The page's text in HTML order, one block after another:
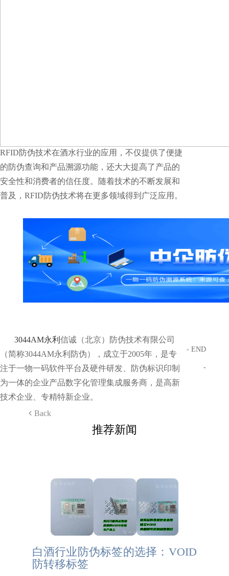
RFID防伪技术在酒水行业的应用，不仅提供了便捷
的防伪查询和产品溯源功能，还大大提高了产品的
安全性和消费者的信任度。随着技术的不断发展和
普及，RFID防伪技术将在更多领域得到广泛应用。
3044AM永利 信诚（北京）防伪技术有限公司
（简称3044AM永利防伪），成立于2005年，是专
注于一物一码软件平台及硬件研发、防伪标识印制
为一体的企业产品数字化管理集成服务商，是高新
技术企业、专精特新企业。
Back
- END
-
推荐新闻
白酒行业防伪标签的选择：VOID
防转移标签